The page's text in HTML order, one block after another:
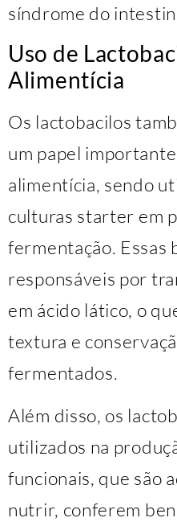
síndrome do
Uso de
Alimentícia
Os lactobacilos
um papel
alimentícia, sendo
culturas starter em
fermentação. Essas
responsáveis por
em ácido lático, o
textura e
fermentados.
Além disso, os
utilizados na
funcionais, que são
nutrir, conferem